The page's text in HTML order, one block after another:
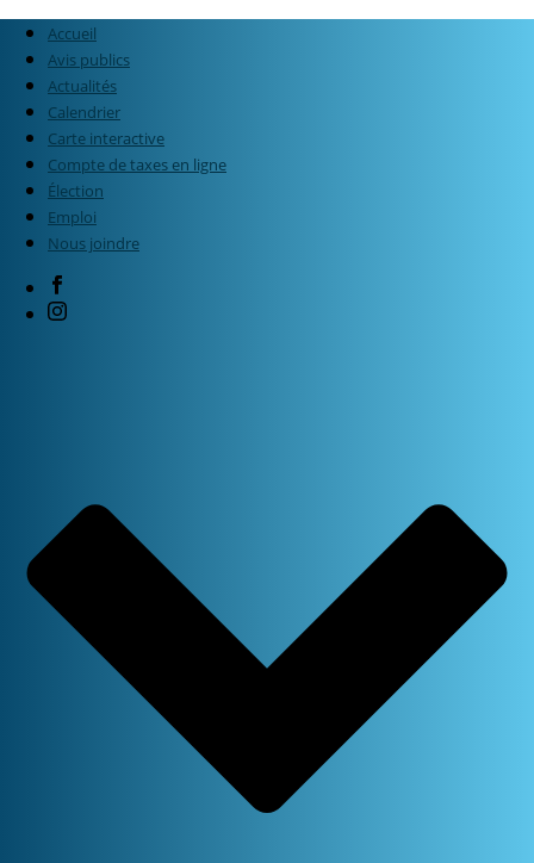
Accueil
Avis publics
Actualités
Calendrier
Carte interactive
Compte de taxes en ligne
Élection
Emploi
Nous joindre